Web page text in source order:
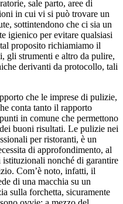
sale parto, aree di
in cui vi si può trovare un
sottintendono che ci sia un
igienico per evitare qualsiasi
proposito richiamiamo il
gli strumenti e altro da pulire,
derivanti da protocollo, tali
che le imprese di pulizie,
conta tanto il rapporto
in comune che permettono
buoni risultati. Le pulizie nei
per ristoranti, è un
di approfondimento, al
nonché di garantire
Com’è noto, infatti, il
di una macchia su un
sulla forchetta, sicuramente